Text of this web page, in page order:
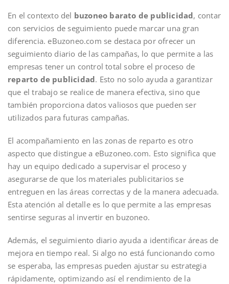
En el contexto del buzoneo barato de publicidad, contar
con servicios de seguimiento puede marcar una gran
diferencia. eBuzoneo.com se destaca por ofrecer un
seguimiento diario de las campañas, lo que permite a las
empresas tener un control total sobre el proceso de
reparto de publicidad. Esto no solo ayuda a garantizar
que el trabajo se realice de manera efectiva, sino que
también proporciona datos valiosos que pueden ser
utilizados para futuras campañas.
El acompañamiento en las zonas de reparto es otro
aspecto que distingue a eBuzoneo.com. Esto significa que
hay un equipo dedicado a supervisar el proceso y
asegurarse de que los materiales publicitarios se
entreguen en las áreas correctas y de la manera adecuada.
Esta atención al detalle es lo que permite a las empresas
sentirse seguras al invertir en buzoneo.
Además, el seguimiento diario ayuda a identificar áreas de
mejora en tiempo real. Si algo no está funcionando como
se esperaba, las empresas pueden ajustar su estrategia
rápidamente, optimizando así el rendimiento de la